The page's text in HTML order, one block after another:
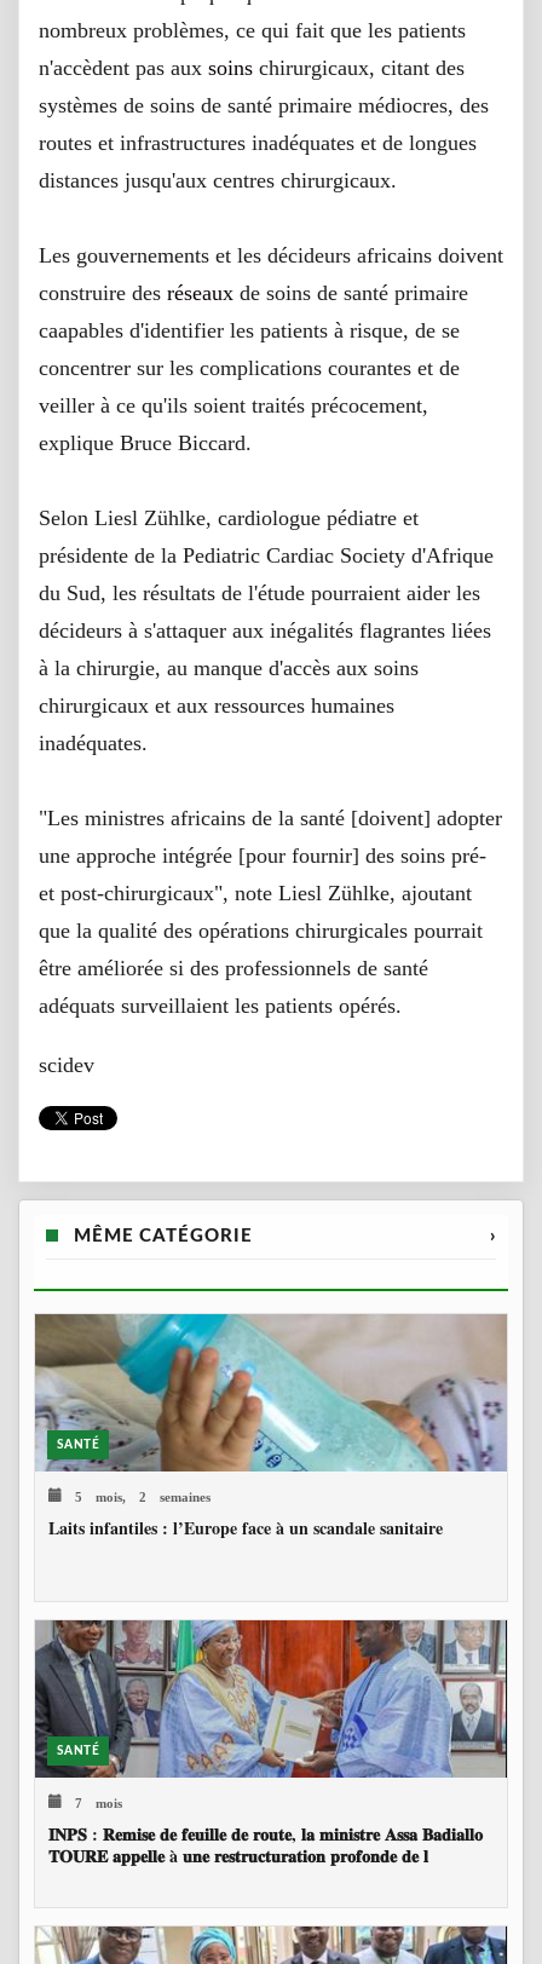
nombreux problèmes, ce qui fait que les patients
n'accèdent pas aux soins chirurgicaux, citant des
systèmes de soins de santé primaire médiocres, des
routes et infrastructures inadéquates et de longues
distances jusqu'aux centres chirurgicaux.
Les gouvernements et les décideurs africains doivent
construire des réseaux de soins de santé primaire
caapables d'identifier les patients à risque, de se
concentrer sur les complications courantes et de
veiller à ce qu'ils soient traités précocement,
explique Bruce Biccard.
Selon Liesl Zühlke, cardiologue pédiatre et
présidente de la Pediatric Cardiac Society d'Afrique
du Sud, les résultats de l'étude pourraient aider les
décideurs à s'attaquer aux inégalités flagrantes liées
à la chirurgie, au manque d'accès aux soins
chirurgicaux et aux ressources humaines
inadéquates.
"Les ministres africains de la santé [doivent] adopter
une approche intégrée [pour fournir] des soins pré-
et post-chirurgicaux", note Liesl Zühlke, ajoutant
que la qualité des opérations chirurgicales pourrait
être améliorée si des professionnels de santé
adéquats surveillaient les patients opérés.
scidev
MÊME CATÉGORIE ›
SANTÉ
5 mois, 2 semaines
Laits infantiles : l’Europe face à un scandale sanitaire
SANTÉ
7 mois
𝐈𝐍𝐏𝐒 : 𝐑𝐞𝐦𝐢𝐬𝐞 𝐝𝐞 𝐟𝐞𝐮𝐢𝐥𝐥𝐞 𝐝𝐞 𝐫𝐨𝐮𝐭𝐞, 𝐥𝐚 𝐦𝐢𝐧𝐢𝐬𝐭𝐫𝐞 𝐀𝐬𝐬𝐚 𝐁𝐚𝐝𝐢𝐚𝐥𝐥𝐨
𝐓𝐎𝐔𝐑𝐄 𝐚𝐩𝐩𝐞𝐥𝐥𝐞 à 𝐮𝐧𝐞 𝐫𝐞𝐬𝐭𝐫𝐮𝐜𝐭𝐮𝐫𝐚𝐭𝐢𝐨𝐧 𝐩𝐫𝐨𝐟𝐨𝐧𝐝𝐞 𝐝𝐞 𝐥